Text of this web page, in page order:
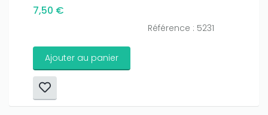
7,50 €
Référence : 5231
Ajouter au panier